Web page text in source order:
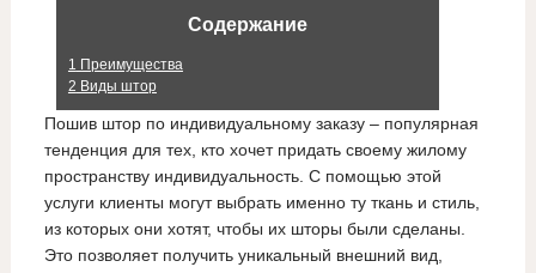
Содержание
1 Преимущества
2 Виды штор
Пошив штор по индивидуальному заказу – популярная
тенденция для тех, кто хочет придать своему жилому
пространству индивидуальность. С помощью этой
услуги клиенты могут выбрать именно ту ткань и стиль,
из которых они хотят, чтобы их шторы были сделаны.
Это позволяет получить уникальный внешний вид,